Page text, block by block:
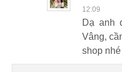
12:09
Dạ anh
Vâng,
shop nhé